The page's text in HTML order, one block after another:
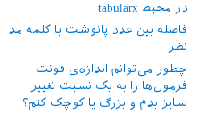
در محیط tabularx
فاصله بین عدد پانوشت با کلمه مد
نظر
چطور می‌توانم اندازه‌ی فونت
فرمول‌ها را به یک نسبت تغییر
سایز بدم و بزرگ یا کوچک کنم؟